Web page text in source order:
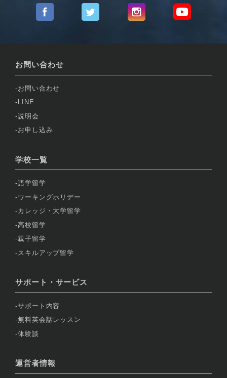
お問い合わせ
お問い合わせ
LINE
説明会
お申し込み
学校一覧
語学留学
ワーキングホリデー
カレッジ・大学留学
高校留学
親子留学
スキルアップ留学
サポート・サービス
サポート内容
無料英会話レッスン
体験談
運営者情報